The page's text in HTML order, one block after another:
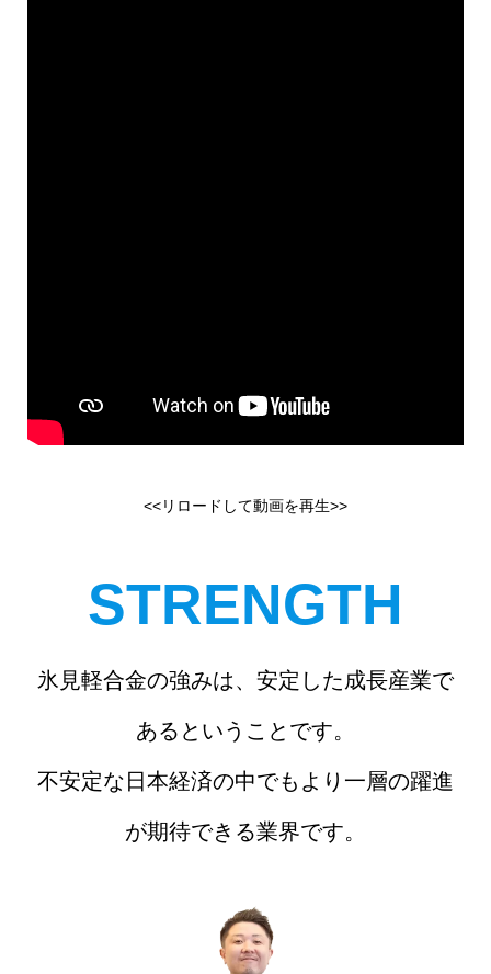
<<リロードして動画を再生>>
STRENGTH
氷見軽合金の強みは、安定した成長産業で
あるということです。
不安定な日本経済の中でもより一層の躍進
が期待できる業界です。